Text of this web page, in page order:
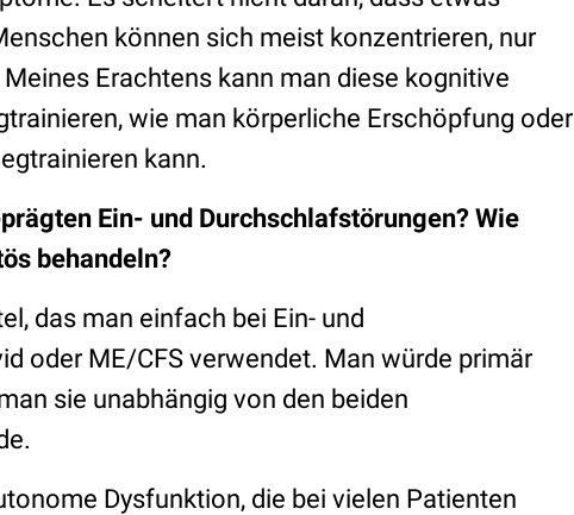
können sich meist konzentrieren, nur
Erachtens kann man diese kognitive
wie man körperliche Erschöpfung oder
kann.
Ein- und Durchschlafstörungen? Wie
behandeln?
das man einfach bei Ein- und
oder ME/CFS verwendet. Man würde primär
sie unabhängig von den beiden
Dysfunktion, die bei vielen Patienten